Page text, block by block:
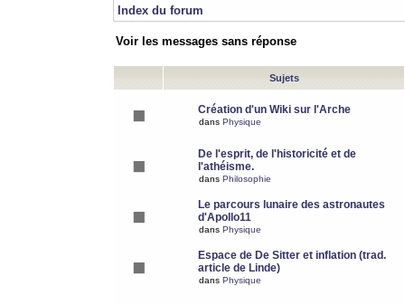
Index du forum
Voir les messages sans réponse
Sujets
Création d'un Wiki sur l'Arche
dans Physique
De l'esprit, de l'historicité et de
l'athéisme.
dans Philosophie
Le parcours lunaire des astronautes
d'Apollo11
dans Physique
Espace de De Sitter et inflation (trad.
article de Linde)
dans Physique